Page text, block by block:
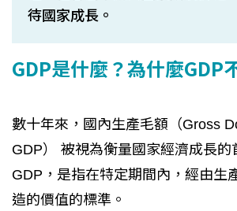
待國家成長。
GDP是什麼？為什麼GDP
數十年來，國內生產毛額（Gross
GDP） 被視為衡量國家經濟成長的
GDP，是指在特定期間內，經由生
造的價值的標準。